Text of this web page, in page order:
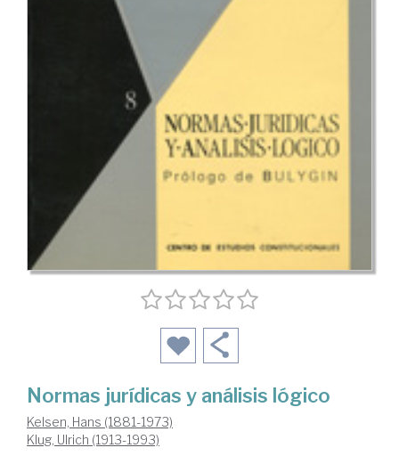
Normas jurídicas y análisis lógico
Kelsen, Hans (1881-1973)
Klug, Ulrich (1913-1993)